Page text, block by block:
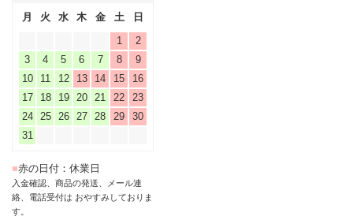
月 火 水 木 金 土
日
1
2
3
4 5 6 7 8
9
10
11 12 13 14 15
16
17
18 19 20 21 22
23
24
25 26 27 28 29
30
31
■赤の日付：休業日
入金確認、商品の発送、メール連
絡、電話受付は おやすみしておりま
す。